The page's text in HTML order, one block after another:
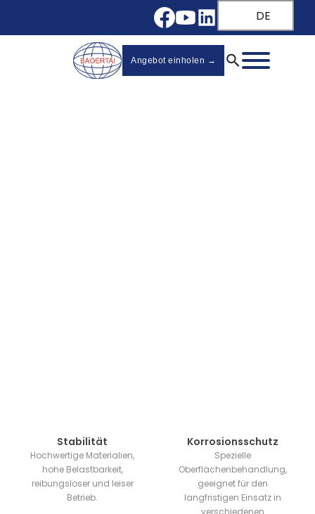
DE
Angebot einholen →
Stabilität
Hochwertige Materialien,
hohe Belastbarkeit,
reibungsloser und leiser
Betrieb.
Korrosionsschutz
Spezielle
Oberflächenbehandlung,
geeignet für den
langfristigen Einsatz in
verschiedenen